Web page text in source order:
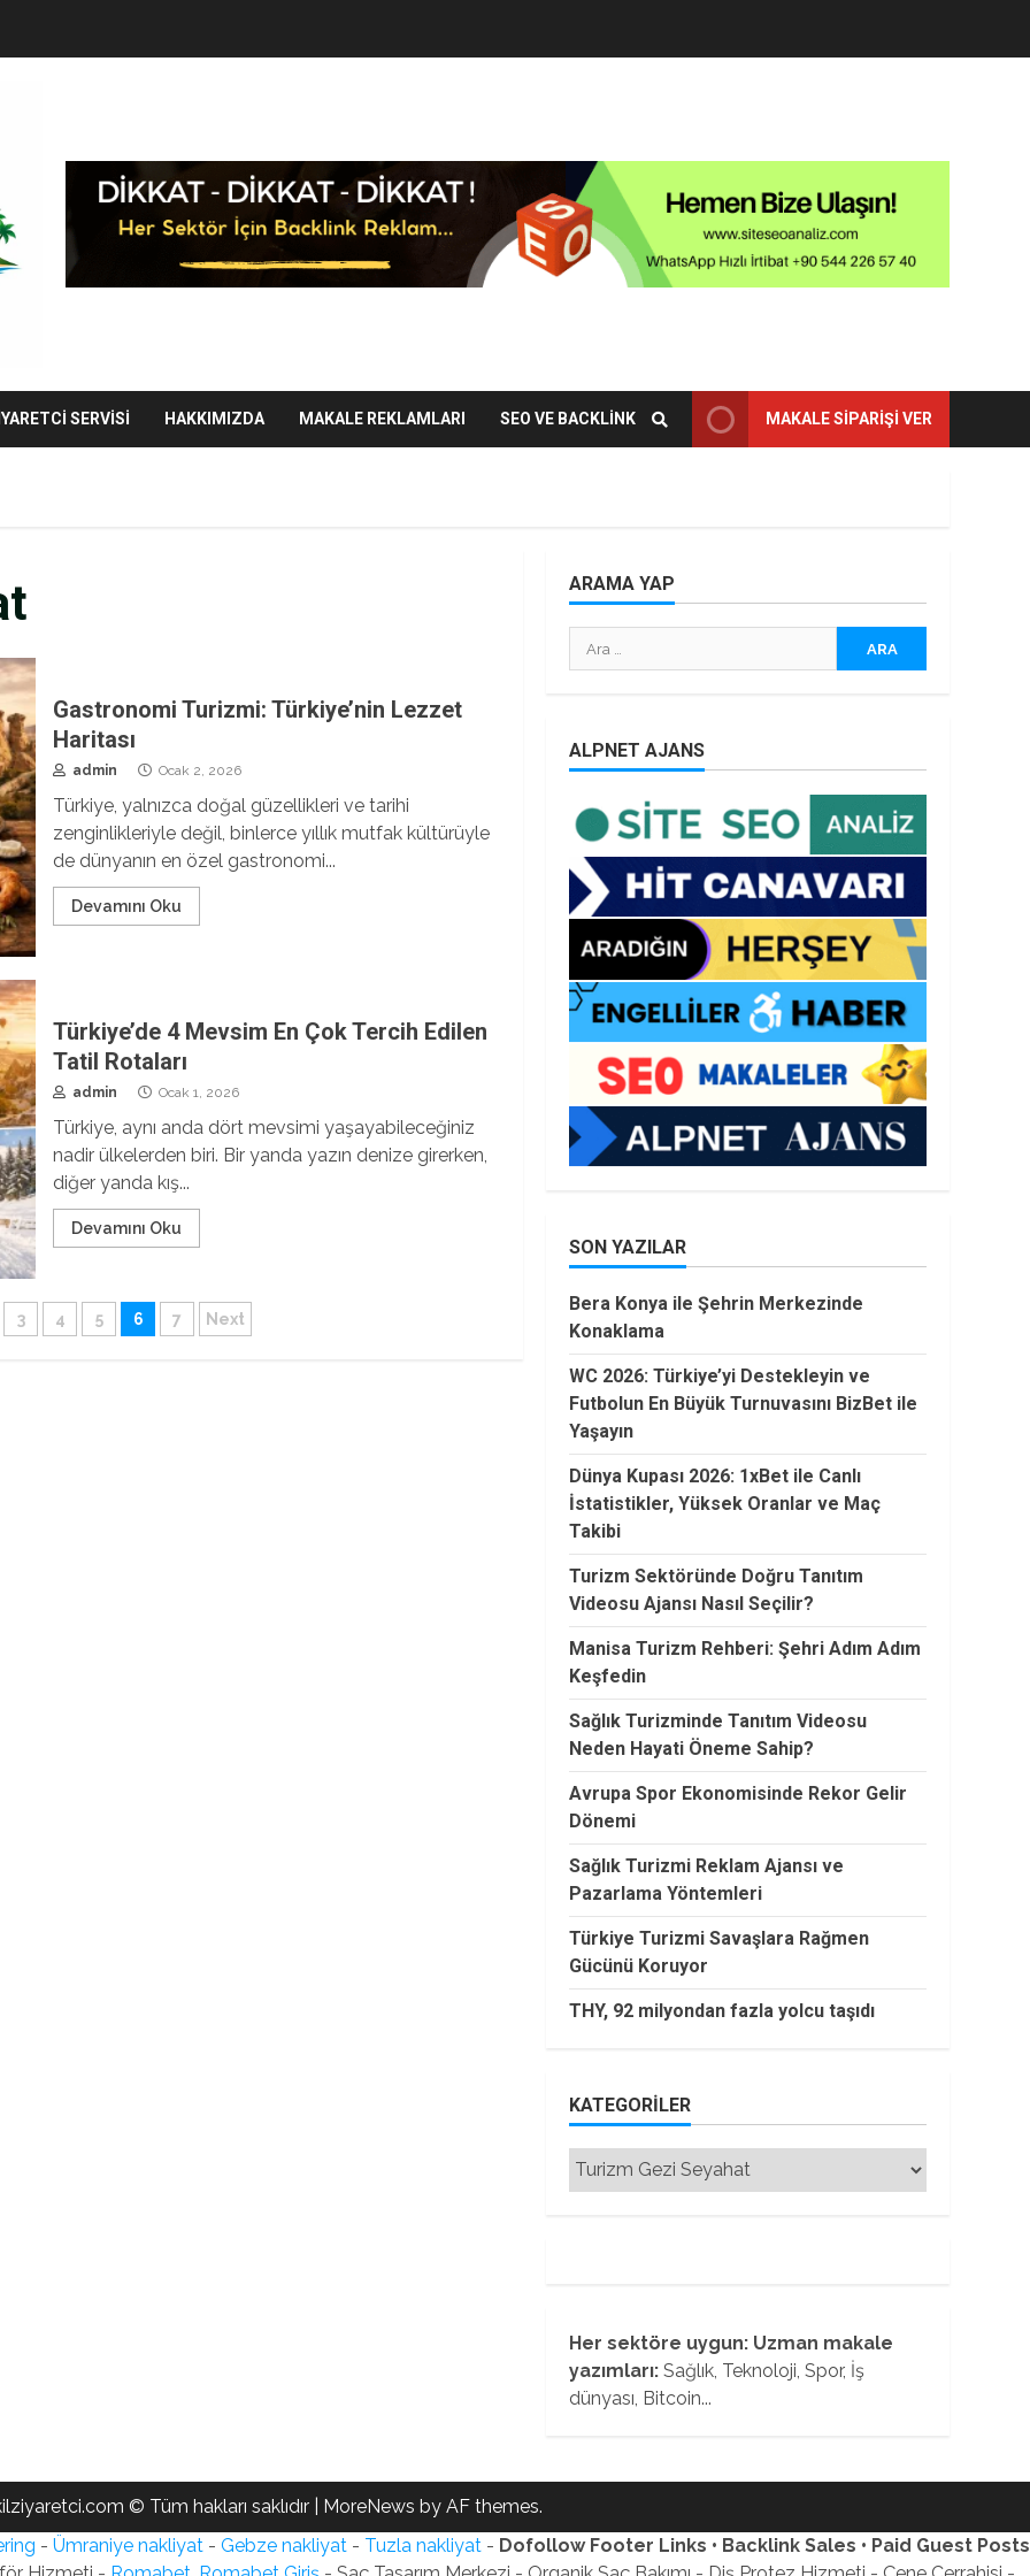
SERVISI HAKKIMIZDA MAKALE REKLAMLARI SEO VE BACKLINK MAKALE SIPARIŞI VER
Gastronomi Turizmi: Türkiye’nin Lezzet
Haritası
admin Ocak 2, 2026
Türkiye, yalnızca doğal güzellikleri ve tarihi
zenginlikleriyle değil, binlerce yıllık mutfak kültürüyle
de dünyanın en özel gastronomi...
Devamını Oku
Türkiye’de 4 Mevsim En Çok Tercih Edilen
Tatil Rotaları
admin Ocak 1, 2026
Türkiye, aynı anda dört mevsimi yaşayabileceğiniz
nadir ülkelerden biri. Bir yanda yazın denize girerken,
diğer yanda kış...
Devamını Oku
3 4 5 6 7 Next
ARAMA YAP
Arama:
ALPNET AJANS
SON YAZILAR
Bera Konya ile Şehrin Merkezinde
Konaklama
WC 2026: Türkiye’yi Destekleyin ve
Futbolun En Büyük Turnuvasını BizBet ile
Yaşayın
Dünya Kupası 2026: 1xBet ile Canlı
İstatistikler, Yüksek Oranlar ve Maç
Takibi
Turizm Sektöründe Doğru Tanıtım
Videosu Ajansı Nasıl Seçilir?
Manisa Turizm Rehberi: Şehri Adım Adım
Keşfedin
Sağlık Turizminde Tanıtım Videosu
Neden Hayati Öneme Sahip?
Avrupa Spor Ekonomisinde Rekor Gelir
Dönemi
Sağlık Turizmi Reklam Ajansı ve
Pazarlama Yöntemleri
Türkiye Turizmi Savaşlara Rağmen
Gücünü Koruyor
THY, 92 milyondan fazla yolcu taşıdı
KATEGORILER
Kategoriler
Her sektöre uygun: Uzman makale
yazımları:Sağlık, Teknoloji, Spor, İş
dünyası, Bitcoin...
© Tüm hakları saklıdır MoreNews by AF themes.
- Ümraniye nakliyat - Gebze nakliyat - Tuzla nakliyat - Dofollow Footer Links • Backlink Sales • Paid Guest Posts